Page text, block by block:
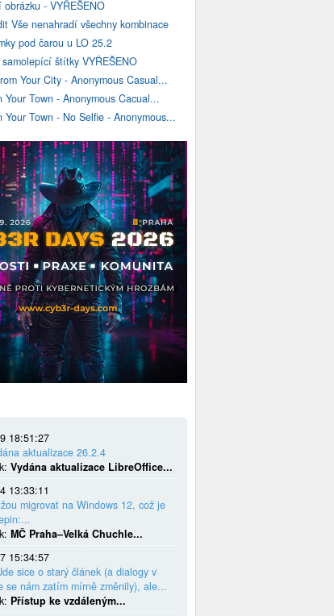
obrázku - VYŘEŠENO
Vše nenahradí všechny kombinace
pod čarou u LO 25.2
štítky VYŘEŠENO
Your City - Anonymous Casual...
Your Town - Anonymous Cacual...
Your Town - No Selfie - Anonymous...
18:51:27
aktualizace 26.2.4
Vydána aktualizace LibreOffice...
13:33:11
migrovat na Windows 12, což je
MČ Praha–Velká Chuchle...
15:34:57
sice o starý článek (a dialogy v
se nám zatím mírně změnily), ale...
Přístup ke vzdáleným...